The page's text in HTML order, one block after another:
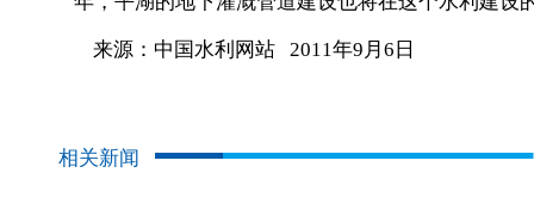
来源：中国水利网站 2011年9月6日
相关新闻